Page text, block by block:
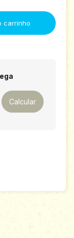
Alterar CEP
Calcular